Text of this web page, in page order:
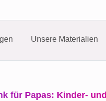
Unsere Materialien
für Papas: Kinder-